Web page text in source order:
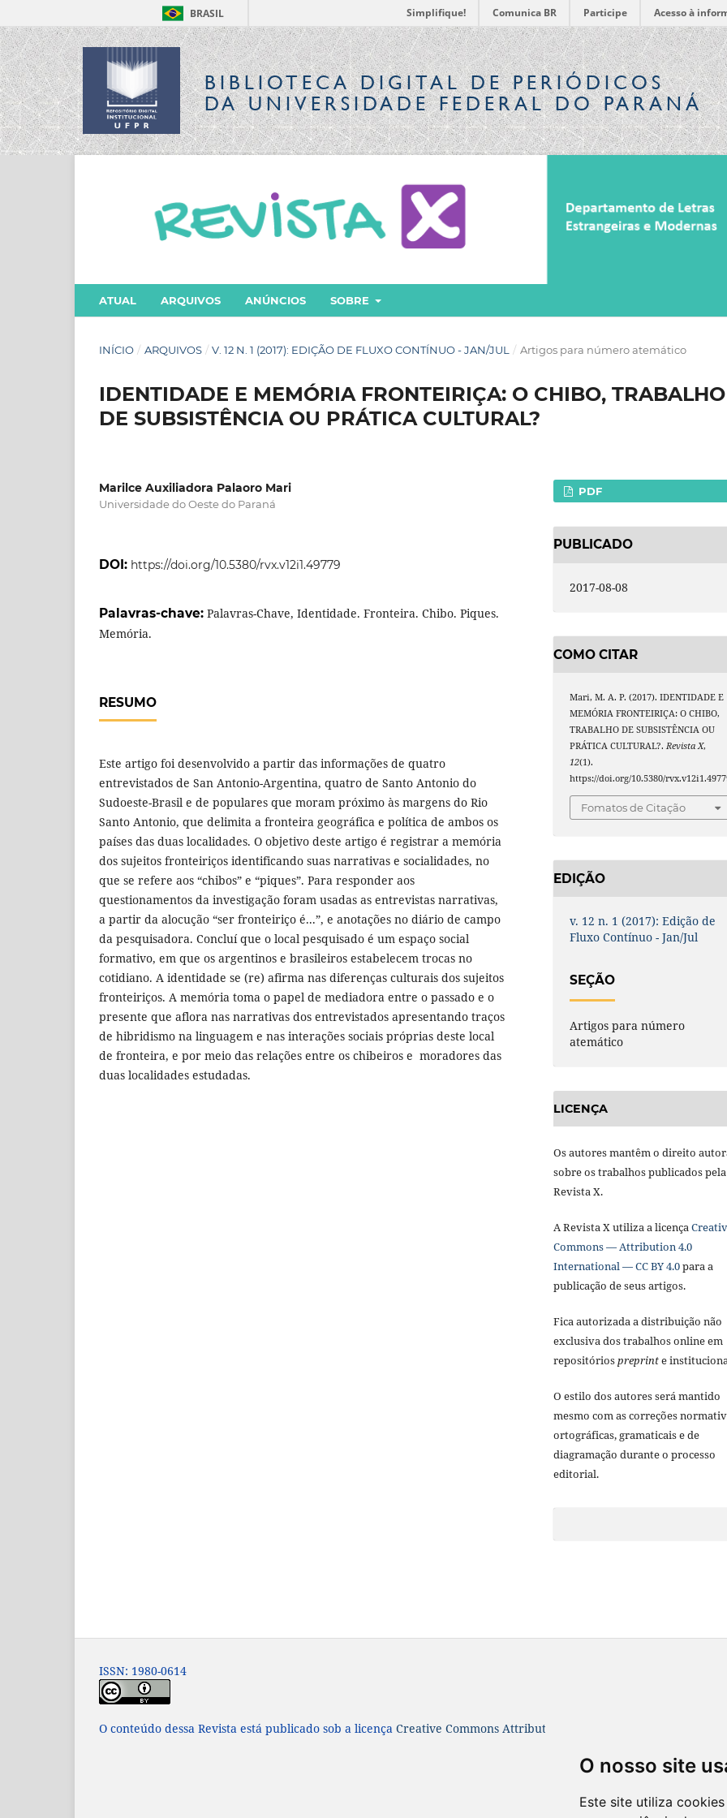
O nosso site
Este site utiliza
BRASIL Simplifique! Comunica BR Participe Acesso à
BIBLIOTECA DIGITALDE PERIÓDICOS
DA UNIVERSIDADE FEDERAL DO PARANÁ
ATUAL ARQUIVOS ANÚNCIOS SOBRE
INÍCIO / ARQUIVOS / V. 12 N. 1 (2017): EDIÇÃO DE FLUXO CONTÍNUO - JAN/JUL / Artigos para número atemático
IDENTIDADE E MEMÓRIA FRONTEIRIÇA: O CHIBO, TRABALHO
DE SUBSISTÊNCIA OU PRÁTICA CULTURAL?
Marilce Auxiliadora Palaoro Mari
Universidade do Oeste do Paraná
DOI: https://doi.org/10.5380/rvx.v12i1.49779
Palavras-chave: Palavras-Chave, Identidade. Fronteira. Chibo. Piques.
Memória.
RESUMO
Este artigo foi desenvolvido a partir das informações de quatro
entrevistados de San Antonio-Argentina, quatro de Santo Antonio do
Sudoeste-Brasil e de populares que moram próximo às margens do Rio
Santo Antonio, que delimita a fronteira geográfica e política de ambos os
países das duas localidades. O objetivo deste artigo é registrar a memória
dos sujeitos fronteiriços identificando suas narrativas e socialidades, no
que se refere aos “chibos” e “piques”. Para responder aos
questionamentos da investigação foram usadas as entrevistas narrativas,
a partir da alocução “ser fronteiriço é...”, e anotações no diário de campo
da pesquisadora. Concluí que o local pesquisado é um espaço social
formativo, em que os argentinos e brasileiros estabelecem trocas no
cotidiano. A identidade se (re) afirma nas diferenças culturais dos sujeitos
fronteiriços. A memória toma o papel de mediadora entre o passado e o
presente que aflora nas narrativas dos entrevistados apresentando traços
de hibridismo na linguagem e nas interações sociais próprias deste local
de fronteira, e por meio das relações entre os chibeiros e moradores das
duas localidades estudadas.
PDF
PUBLICADO
2017-08-08
COMO CITAR
Mari, M. A. P. (2017). IDENTIDADE E
MEMÓRIA FRONTEIRIÇA: O CHIBO,
TRABALHO DE SUBSISTÊNCIA OU
PRÁTICA CULTURAL?.Revista X,
12(1).
https://doi.org/10.5380/
Fomatos de Citação
EDIÇÃO
v. 12 n. 1 (2017): Edição de
Fluxo Contínuo - Jan/Jul
SEÇÃO
Artigos para número
atemático
LICENÇA
Os autores mantêm o direito
sobre os trabalhos publicados pela
Revista X.
A Revista X utiliza a licença
Commons — Attribution 4.0
International — CC BY 4.0para a
publicação de seus artigos.
Fica autorizada a distribuição não
exclusiva dos trabalhos online em
repositóriospreprinte
O estilo dos autores será mantido
mesmo com as correções
ortográficas, gramaticais e de
diagramação durante o processo
editorial.
ISSN: 1980-0614
O conteúdo dessa Revista está publicado sob a licença Creative Commons Attribution 4.0 International License